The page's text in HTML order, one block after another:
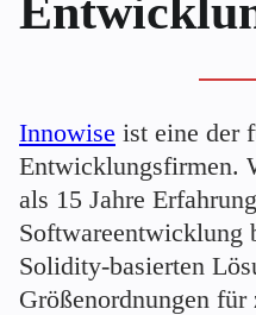
Innowise ist eine der
Entwicklungsfirmen.
als 15 Jahre
Softwareentwicklung
Solidity-basierten
Größenordnungen für